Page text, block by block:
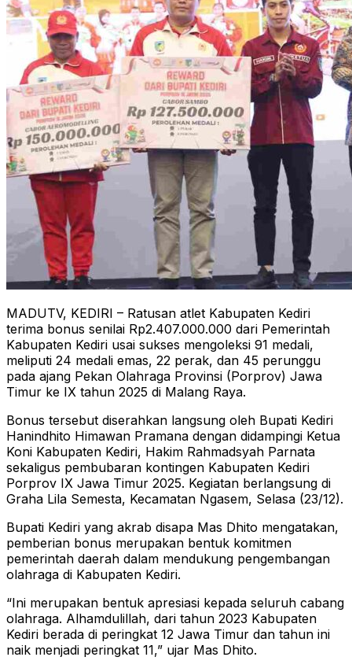
MADUTV, KEDIRI – Ratusan atlet Kabupaten Kediri
terima bonus senilai Rp2.407.000.000 dari Pemerintah
Kabupaten Kediri usai sukses mengoleksi 91 medali,
meliputi 24 medali emas, 22 perak, dan 45 perunggu
pada ajang Pekan Olahraga Provinsi (Porprov) Jawa
Timur ke IX tahun 2025 di Malang Raya.
Bonus tersebut diserahkan langsung oleh Bupati Kediri
Hanindhito Himawan Pramana dengan didampingi Ketua
Koni Kabupaten Kediri, Hakim Rahmadsyah Parnata
sekaligus pembubaran kontingen Kabupaten Kediri
Porprov IX Jawa Timur 2025. Kegiatan berlangsung di
Graha Lila Semesta, Kecamatan Ngasem, Selasa (23/12).
Bupati Kediri yang akrab disapa Mas Dhito mengatakan,
pemberian bonus merupakan bentuk komitmen
pemerintah daerah dalam mendukung pengembangan
olahraga di Kabupaten Kediri.
“Ini merupakan bentuk apresiasi kepada seluruh cabang
olahraga. Alhamdulillah, dari tahun 2023 Kabupaten
Kediri berada di peringkat 12 Jawa Timur dan tahun ini
naik menjadi peringkat 11,” ujar Mas Dhito.